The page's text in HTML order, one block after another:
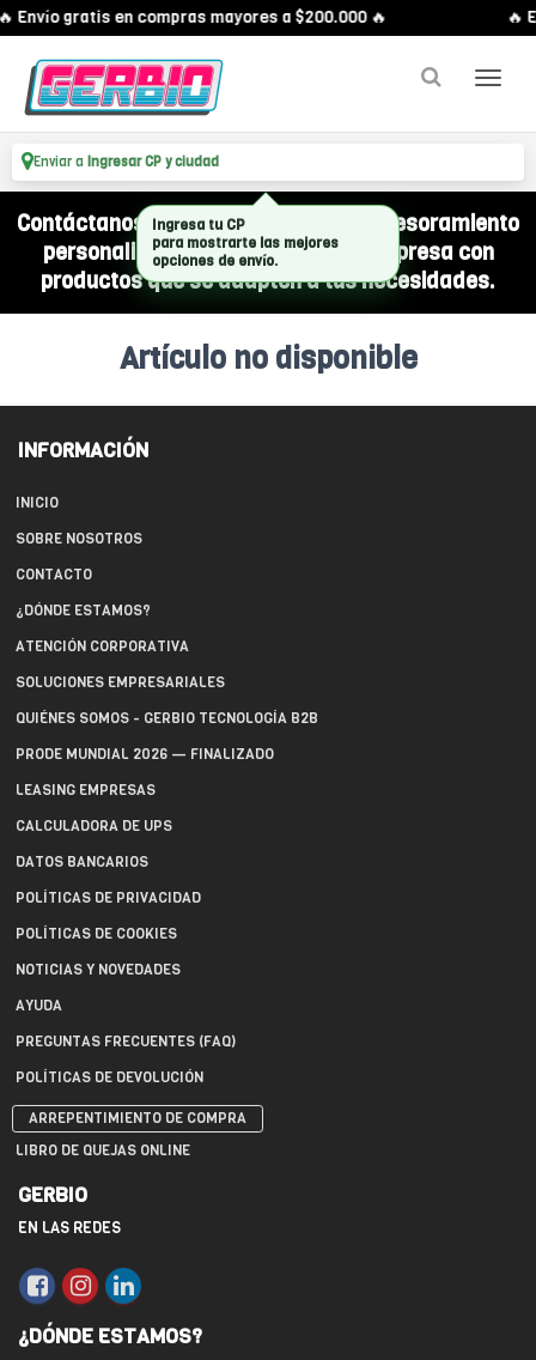
Envío gratis en compras mayores a $200.000 🔥 🔥
Enviar a Ingresar CP y ciudad
Contáctanos por WhatsApp y recibí asesoramiento
personalizado para equipar a tu empresa con
productos que se adapten a tus necesidades.
Artículo no disponible
INFORMACIÓN
INICIO
SOBRE NOSOTROS
CONTACTO
¿DÓNDE ESTAMOS?
ATENCIÓN CORPORATIVA
SOLUCIONES EMPRESARIALES
QUIÉNES SOMOS - GERBIO TECNOLOGÍA B2B
PRODE MUNDIAL 2026 — FINALIZADO
LEASING EMPRESAS
CALCULADORA DE UPS
DATOS BANCARIOS
POLÍTICAS DE PRIVACIDAD
POLÍTICAS DE COOKIES
NOTICIAS Y NOVEDADES
AYUDA
PREGUNTAS FRECUENTES (FAQ)
POLÍTICAS DE DEVOLUCIÓN
ARREPENTIMIENTO DE COMPRA
LIBRO DE QUEJAS ONLINE
GERBIO
EN LAS REDES
¿DÓNDE ESTAMOS?
Ingresa tu CP
para mostrarte las mejores
opciones de envío.